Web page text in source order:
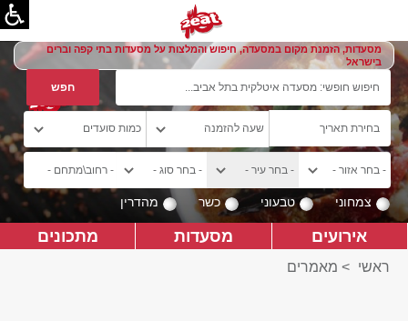
מסעדות, הזמנת מקום במסעדה, חיפוש והמלצות על מסעדות בתי קפה וברים
בישראל
צמחוני טבעוני כשר מהדרין
אירועים מסעדות מתכונים
ראשי > מאמרים